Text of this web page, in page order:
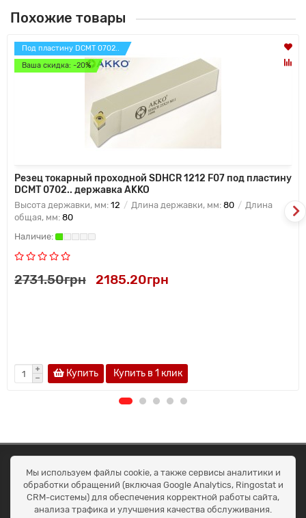
Похожие товары
Под пластину DCMT 0702..
Ваша скидка: -20%
Резец токарный проходной SDHCR 1212 F07 под пластину
DCMT 0702.. державка AKKO
Высота державки, мм: 12 Длина державки, мм: 80
Длина
общая, мм: 80
2731.50грн 2185.20грн
Купить Купить в 1 клик
ОКЕАН ТРЕЙД
Договір публичної оферти
Доставка та оплата
Наші контакти
Умови повернення
Мы используем файлы cookie, а также сервисы аналитики и
обработки обращений (включая Google Analytics, Ringostat и
CRM-системы) для обеспечения корректной работы сайта,
анализа трафика и улучшения качества обслуживания.